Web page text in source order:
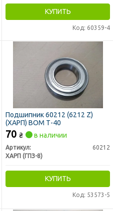
КУПИТЬ
Код: 60359-4
Подшипник 60212 (6212 Z)
(ХАРП) ВОМ Т-40
70 ₴ в наличии
Артикул:
60212
ХАРП (ГПЗ-8)
КУПИТЬ
Код: 53573-5